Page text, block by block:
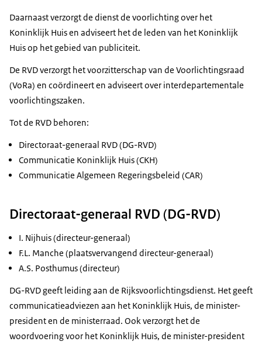
Daarnaast verzorgt de dienst de voorlichting over het
Koninklijk Huis en adviseert het de leden van het Koninklijk
Huis op het gebied van publiciteit.
De RVD verzorgt het voorzitterschap van de Voorlichtingsraad
(VoRa) en coördineert en adviseert over interdepartementale
voorlichtingszaken.
Tot de RVD behoren:
Directoraat-generaal RVD (DG-RVD)
Communicatie Koninklijk Huis (CKH)
Communicatie Algemeen Regeringsbeleid (CAR)
Directoraat-generaal RVD (DG-RVD)
I. Nijhuis (directeur-generaal)
F.L. Manche (plaatsvervangend directeur-generaal)
A.S. Posthumus (directeur)
DG-RVD geeft leiding aan de Rijksvoorlichtingsdienst. Het geeft
communicatieadviezen aan het Koninklijk Huis, de minister-
president en de ministerraad. Ook verzorgt het de
woordvoering voor het Koninklijk Huis, de minister-president